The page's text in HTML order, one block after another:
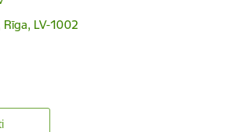
LV-1002